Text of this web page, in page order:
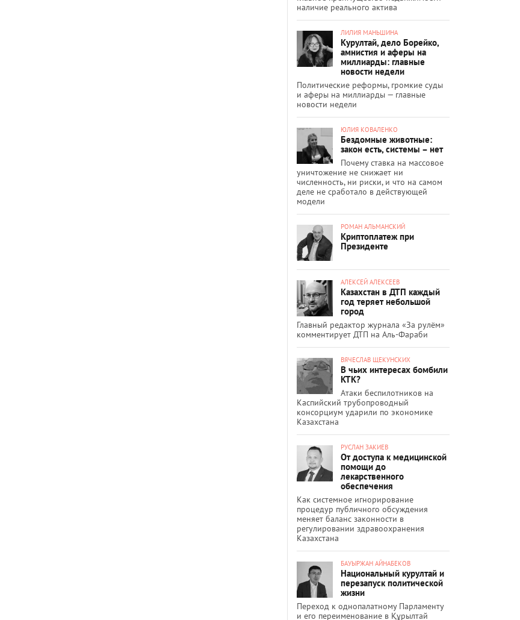
наличие реального актива
ЛИЛИЯ МАНЬШИНА
Курултай, дело Борейко,
амнистия и аферы на
миллиарды: главные
новости недели
Политические реформы, громкие суды
и аферы на миллиарды — главные
новости недели
ЮЛИЯ КОВАЛЕНКО
Бездомные животные:
закон есть, системы – нет
Почему ставка на массовое
уничтожение не снижает ни
численность, ни риски, и что на самом
деле не сработало в действующей
модели
РОМАН АЛЬМАНСКИЙ
Криптоплатеж при
Президенте
АЛЕКСЕЙ АЛЕКСЕЕВ
Казахстан в ДТП каждый
год теряет небольшой
город
Главный редактор журнала «За рулём»
комментирует ДТП на Аль-Фараби
ВЯЧЕСЛАВ ЩЕКУНСКИХ
В чьих интересах бомбили
КТК?
Атаки беспилотников на
Каспийский трубопроводный
консорциум ударили по экономике
Казахстана
РУСЛАН ЗАКИЕВ
От доступа к медицинской
помощи до
лекарственного
обеспечения
Как системное игнорирование
процедур публичного обсуждения
меняет баланс законности в
регулировании здравоохранения
Казахстана
БАУЫРЖАН АЙНАБЕКОВ
Национальный курултай и
перезапуск политической
жизни
Переход к однопалатному Парламенту
и его переименование в Құрылтай